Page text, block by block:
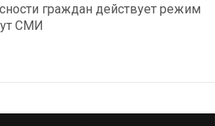
граждан действует режим
СМИ